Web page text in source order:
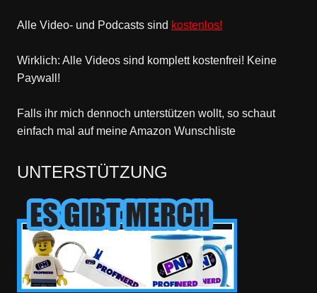
Alle Video- und Podcasts sind kostenlos!
Wirklich: Alle Videos sind komplett kostenfrei! Keine
Paywall!
Falls ihr mich dennoch unterstützen wollt, so schaut
einfach mal auf meine Amazon Wunschliste
UNTERSTÜTZUNG